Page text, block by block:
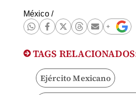
México/
TAGS
Ejército Mexicano